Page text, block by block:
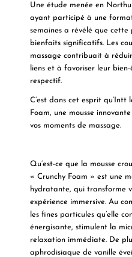
Une étude menée en
ayant participé à une
semaines a révélé que
bienfaits significatifs. Les
massage contribuait à
liens et à favoriser leur
respectif.
C’est dans cet esprit qu’Intt
Foam, une mousse
vos moments de massage.
Qu’est-ce que la mousse
« Crunchy Foam » est une
hydratante, qui transforme
expérience immersive. Au
les fines particules qu’elle
énergisante, stimulent la
relaxation immédiate. De
aphrodisiaque de vanille